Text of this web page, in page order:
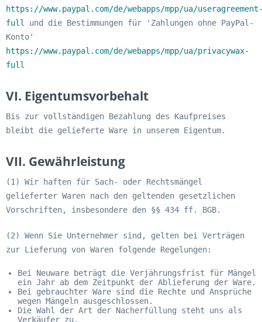
https://www.paypal.com/de/webapps/mpp/ua/
full
und die Bestimmungen für 'Zahlungen ohne PayPal-
Konto'
https://www.paypal.com/de/webapps/mpp/ua/privacywax-
full
VI. Eigentumsvorbehalt
Bis zur vollständigen Bezahlung des Kaufpreises
bleibt die gelieferte Ware in unserem Eigentum.
VII. Gewährleistung
(1) Wir haften für Sach- oder Rechtsmängel
gelieferter Waren nach den geltenden gesetzlichen
Vorschriften, insbesondere den §§ 434 ff. BGB.
(2) Wenn Sie Unternehmer sind, gelten bei Verträgen
zur Lieferung von Waren folgende Regelungen:
Bei Neuware beträgt die Verjährungsfrist für Mängel
ein Jahr ab dem Zeitpunkt der Ablieferung der Ware.
Bei gebrauchter Ware sind die Rechte und Ansprüche
wegen Mängeln ausgeschlossen.
Die Wahl der Art der Nacherfüllung steht uns als
Verkäufer zu.